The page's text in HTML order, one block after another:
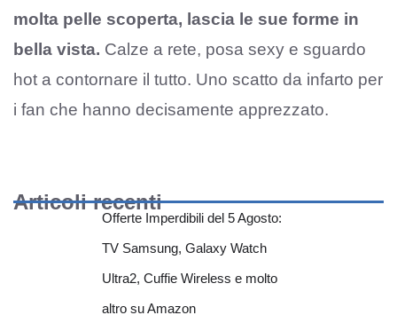
molta pelle scoperta, lascia le sue forme in
bella vista. Calze a rete, posa sexy e sguardo
hot a contornare il tutto. Uno scatto da infarto per
i fan che hanno decisamente apprezzato.
Articoli recenti
Offerte Imperdibili del 5 Agosto:
TV Samsung, Galaxy Watch
Ultra2, Cuffie Wireless e molto
altro su Amazon